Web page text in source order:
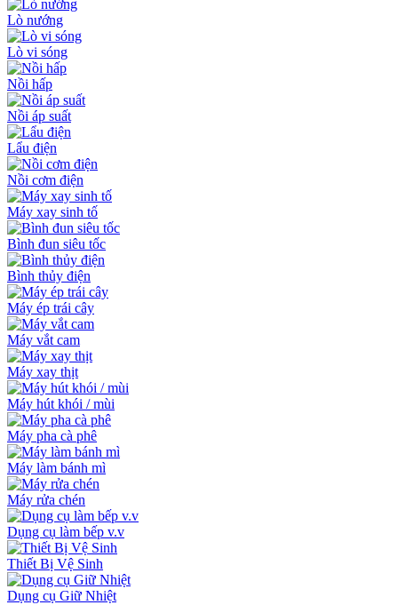
Lò nướng
Lò vi sóng
Nồi hấp
Nồi áp suất
Lẩu điện
Nồi cơm điện
Máy xay sinh tố
Bình đun siêu tốc
Bình thủy điện
Máy ép trái cây
Máy vắt cam
Máy xay thịt
Máy hút khói / mùi
Máy pha cà phê
Máy làm bánh mì
Máy rửa chén
Dụng cụ làm bếp v.v
Thiết Bị Vệ Sinh
Dụng cụ Giữ Nhiệt